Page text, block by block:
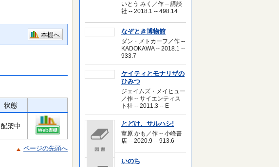
本棚へ
状態
配架中
ページの先頭へ
いとう みく／作 -- 講談
社 -- 2018.1 -- 498.14
なぞとき博物館
ダン・メトカーフ／作 --
KADOKAWA -- 2018.1 --
933.7
ケイティとモナリザの
ひみつ
ジェイムズ・メイヒュー
／作 -- サイエンティス
ト社 -- 2011.3 -- E
とどけ、サルハシ!
葦原 かも／作 -- 小峰書
店 -- 2020.9 -- 913.6
いのち